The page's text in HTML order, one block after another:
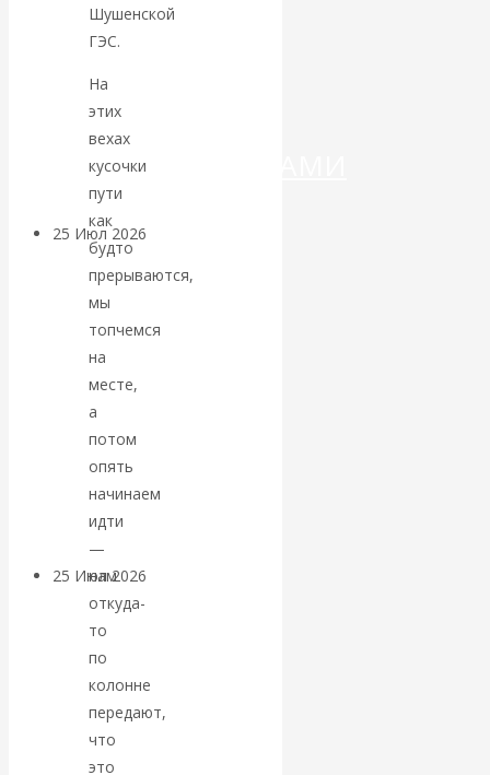
ДЕНЕГ»: КИТАЙ
КРИПТОВАЛЮТАМИ
25 Июл 2026
Валентин
КАтасонов.
Может ли
Америка
покинуть НАТО?
25 Июл 2026
интервью и беседы
«Об этом
молчат»:
Шушенской
ГЭС.
На
этих
вехах
кусочки
пути
как
будто
прерываются,
мы
топчемся
на
месте,
а
потом
опять
начинаем
идти
—
нам
откуда-
то
по
колонне
передают,
что
это